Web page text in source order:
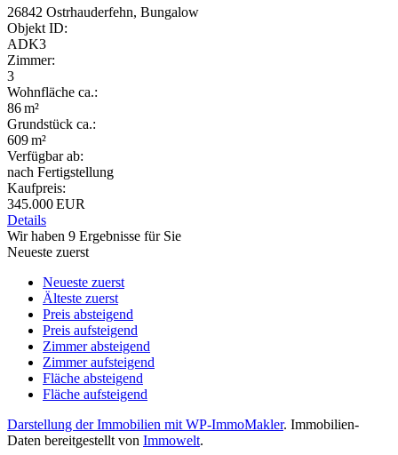
26842 Ostrhauderfehn, Bungalow
Objekt ID:
ADK3
Zimmer:
3
Wohnfläche ca.:
86 m²
Grund­stück ca.:
609 m²
Verfügbar ab:
nach Fertigstellung
Kaufpreis:
345.000 EUR
Details
Wir haben 9 Ergebnisse für Sie
Neueste zuerst
Neueste zuerst
Älteste zuerst
Preis absteigend
Preis aufsteigend
Zimmer absteigend
Zimmer aufsteigend
Fläche absteigend
Fläche aufsteigend
Darstellung der Immobilien mit WP-ImmoMakler. Immobilien-
Daten bereitgestellt von Immowelt.